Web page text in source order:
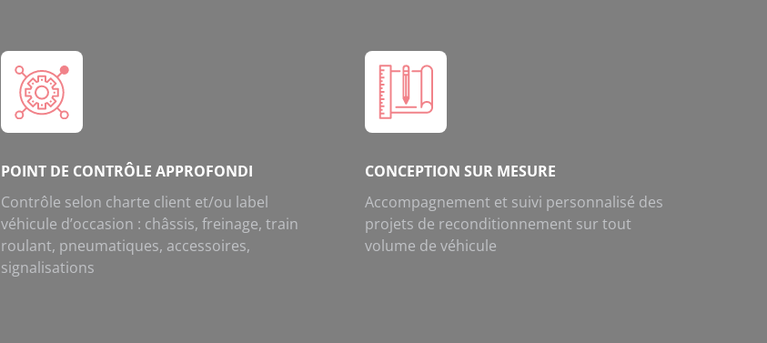
POINT DE CONTRÔLE APPROFONDI
Contrôle selon charte client et/ou label
véhicule d’occasion : châssis, freinage, train
roulant, pneumatiques, accessoires,
signalisations
CONCEPTION SUR MESURE
Accompagnement et suivi personnalisé des
projets de reconditionnement sur tout
volume de véhicule